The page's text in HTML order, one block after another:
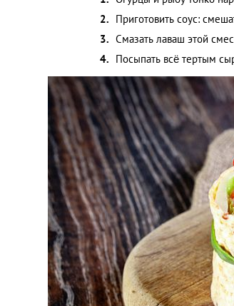
Приготовить соус:
Смазать лаваш этой
Посыпать всё тертым